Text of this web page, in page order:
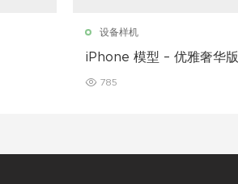
设备样机
iPhone 模型 – 优雅奢华版
785